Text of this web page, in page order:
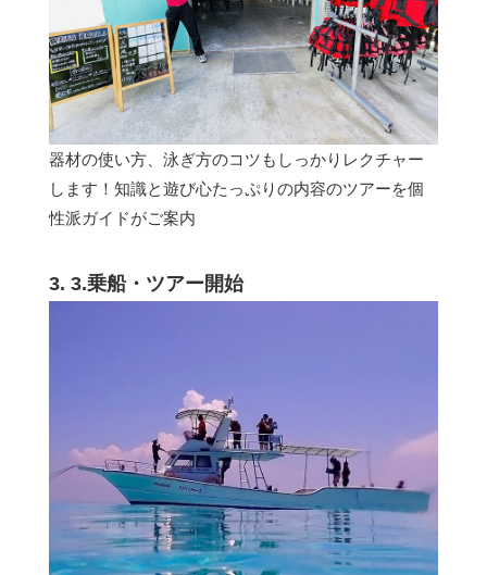
器材の使い方、泳ぎ方のコツもしっかりレクチャー
します！知識と遊び心たっぷりの内容のツアーを個
性派ガイドがご案内
3. 3.乗船・ツアー開始